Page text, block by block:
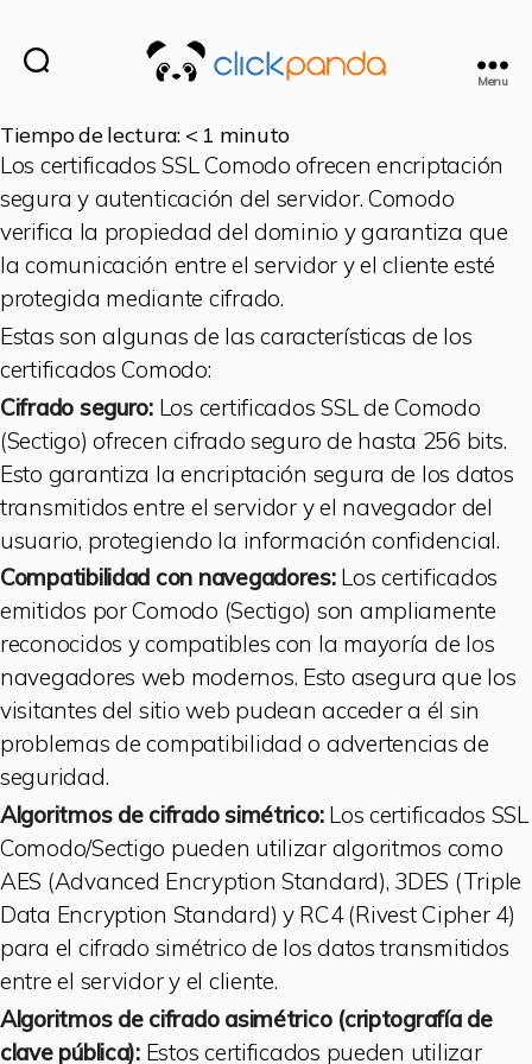
Menu
Tiempo de lectura: < 1 minuto
Los certificados SSL Comodo ofrecen encriptación
segura y autenticación del servidor. Comodo
verifica la propiedad del dominio y garantiza que
la comunicación entre el servidor y el cliente esté
protegida mediante cifrado.
Estas son algunas de las características de los
certificados Comodo:
Cifrado seguro:Los certificados SSL de Comodo
(Sectigo) ofrecen cifrado seguro de hasta 256 bits.
Esto garantiza la encriptación segura de los datos
transmitidos entre el servidor y el navegador del
usuario, protegiendo la información confidencial.
Compatibilidad con navegadores: Los certificados
emitidos por Comodo (Sectigo) son ampliamente
reconocidos y compatibles con la mayoría de los
navegadores web modernos. Esto asegura que los
visitantes del sitio web pudean acceder a él sin
problemas de compatibilidad o advertencias de
seguridad.
Algoritmos de cifrado simétrico: Los certificados SSL
Comodo/Sectigo pueden utilizar algoritmos como
AES (Advanced Encryption Standard), 3DES (Triple
Data Encryption Standard) y RC4 (Rivest Cipher 4)
para el cifrado simétrico de los datos transmitidos
entre el servidor y el cliente.
Algoritmos de cifrado asimétrico (criptografía de
clave pública):Estos certificados pueden utilizar